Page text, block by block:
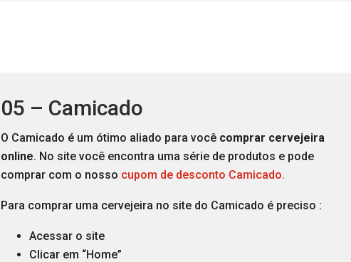
05 – Camicado
O Camicado é um ótimo aliado para você comprar cervejeira
online. No site você encontra uma série de produtos e pode
comprar com o nosso cupom de desconto Camicado.
Para comprar uma cervejeira no site do Camicado é preciso :
Acessar o site
Clicar em “Home”